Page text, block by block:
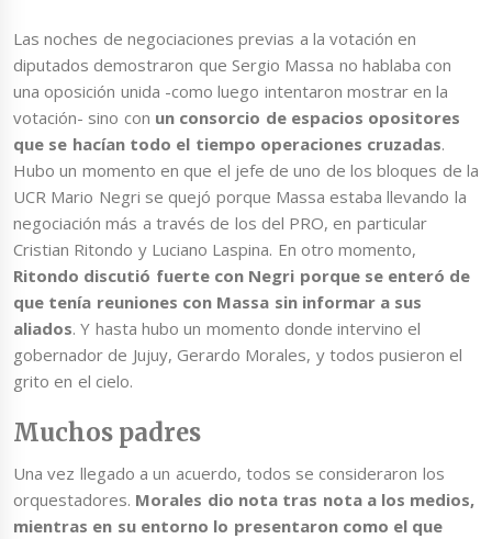
Las noches de negociaciones previas a la votación en
diputados demostraron que Sergio Massa no hablaba con
una oposición unida -como luego intentaron mostrar en la
votación- sino con un consorcio de espacios opositores
que se hacían todo el tiempo operaciones cruzadas.
Hubo un momento en que el jefe de uno de los bloques de la
UCR Mario Negri se quejó porque Massa estaba llevando la
negociación más a través de los del PRO, en particular
Cristian Ritondo y Luciano Laspina. En otro momento,
Ritondo discutió fuerte con Negri porque se enteró de
que tenía reuniones con Massa sin informar a sus
aliados. Y hasta hubo un momento donde intervino el
gobernador de Jujuy, Gerardo Morales, y todos pusieron el
grito en el cielo.
Muchos padres
Una vez llegado a un acuerdo, todos se consideraron los
orquestadores. Morales dio nota tras nota a los medios,
mientras en su entorno lo presentaron como el que